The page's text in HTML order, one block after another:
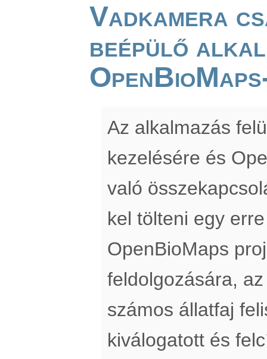
Vadkamera
beépülő
Az alkalmazás
kezelésére és
való
kel tölteni egy
OpenBioMaps
feldolgozására,
számos állatfaj
kiválogatott és